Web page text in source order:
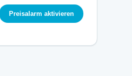
Preisalarm aktivieren